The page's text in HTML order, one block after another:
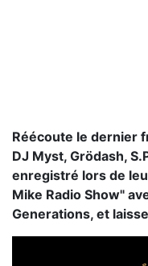
Réécoute le dernier
DJ Myst, Grödash,
enregistré lors de
Mike Radio Show"
Generations, et